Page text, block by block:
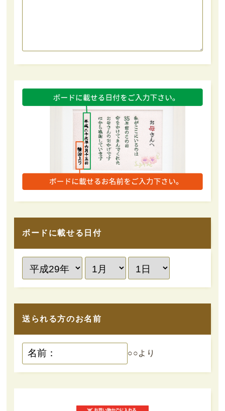
ボードに載せる日付
送られる方のお名前
○○より